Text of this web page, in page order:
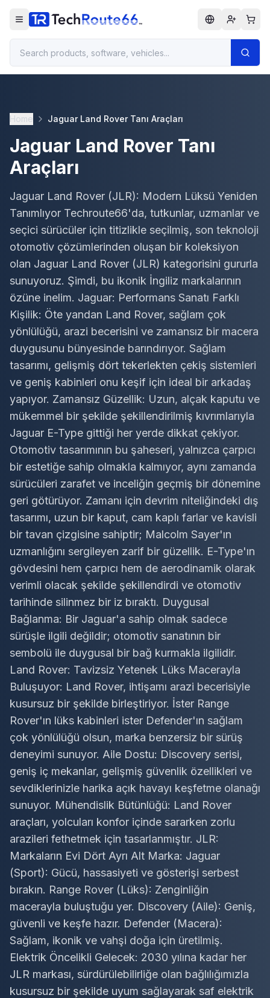
Home Jaguar Land Rover Tanı Araçları
Jaguar Land Rover Tanı
Araçları
Jaguar Land Rover (JLR): Modern Lüksü Yeniden
Tanımlıyor Techroute66'da, tutkunlar, uzmanlar ve
seçici sürücüler için titizlikle seçilmiş, son teknoloji
otomotiv çözümlerinden oluşan bir koleksiyon
olan Jaguar Land Rover (JLR) kategorisini gururla
sunuyoruz. Şimdi, bu ikonik İngiliz markalarının
özüne inelim. Jaguar: Performans Sanatı Farklı
Kişilik: Öte yandan Land Rover, sağlam çok
yönlülüğü, arazi becerisini ve zamansız bir macera
duygusunu bünyesinde barındırıyor. Sağlam
tasarımı, gelişmiş dört tekerlekten çekiş sistemleri
ve geniş kabinleri onu keşif için ideal bir arkadaş
yapıyor. Zamansız Güzellik: Uzun, alçak kaputu ve
mükemmel bir şekilde şekillendirilmiş kıvrımlarıyla
Jaguar E-Type gittiği her yerde dikkat çekiyor.
Otomotiv tasarımının bu şaheseri, yalnızca çarpıcı
bir estetiğe sahip olmakla kalmıyor, aynı zamanda
sürücüleri zarafet ve inceliğin geçmiş bir dönemine
geri götürüyor. Zamanı için devrim niteliğindeki dış
tasarımı, uzun bir kaput, cam kaplı farlar ve kavisli
bir tavan çizgisine sahiptir; Malcolm Sayer'ın
uzmanlığını sergileyen zarif bir güzellik. E-Type'ın
gövdesini hem çarpıcı hem de aerodinamik olarak
verimli olacak şekilde şekillendirdi ve otomotiv
tarihinde silinmez bir iz bıraktı. Duygusal
Bağlanma: Bir Jaguar'a sahip olmak sadece
sürüşle ilgili değildir; otomotiv sanatının bir
sembolü ile duygusal bir bağ kurmakla ilgilidir.
Land Rover: Tavizsiz Yetenek Lüks Macerayla
Buluşuyor: Land Rover, ihtişamı arazi becerisiyle
kusursuz bir şekilde birleştiriyor. İster Range
Rover'ın lüks kabinleri ister Defender'ın sağlam
çok yönlülüğü olsun, marka benzersiz bir sürüş
deneyimi sunuyor. Aile Dostu: Discovery serisi,
geniş iç mekanlar, gelişmiş güvenlik özellikleri ve
sevdiklerinizle harika açık havayı keşfetme olanağı
sunuyor. Mühendislik Bütünlüğü: Land Rover
araçları, yolcuları konfor içinde sararken zorlu
arazileri fethetmek için tasarlanmıştır. JLR:
Markaların Evi Dört Ayrı Alt Marka: Jaguar
(Sport): Gücü, hassasiyeti ve gösterişi serbest
bırakın. Range Rover (Lüks): Zenginliğin
macerayla buluştuğu yer. Discovery (Aile): Geniş,
güvenli ve keşfe hazır. Defender (Macera):
Sağlam, ikonik ve vahşi doğa için üretilmiş.
Elektrik Öncelikli Gelecek: 2030 yılına kadar her
JLR markası, sürdürülebilirliğe olan bağlılığımızla
kusursuz bir şekilde uyum sağlayarak saf elektrik